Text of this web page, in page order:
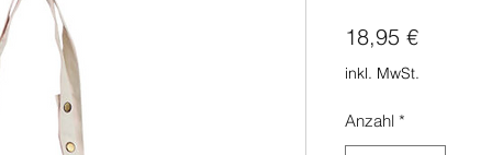
18,95 €Preis
inkl. MwSt.
Anzahl *